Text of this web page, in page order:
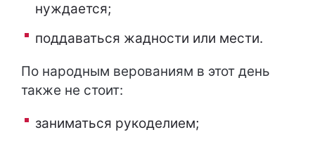
нуждается;
поддаваться жадности или мести.
По народным верованиям в этот день
также не стоит:
заниматься рукоделием;